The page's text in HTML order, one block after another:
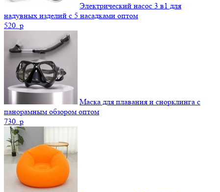
Электрический насос 3 в1 для
надувных изделий с 5 насадками оптом
520. p
Маска для плавания и снорклинга с
панорамным обзором оптом
730. p